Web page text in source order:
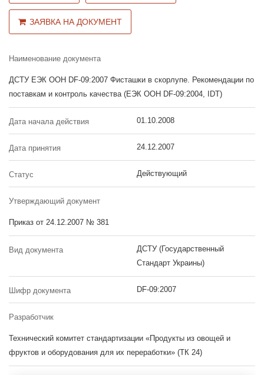
ЗАЯВКА НА ДОКУМЕНТ
Наименование документа
ДСТУ ЕЭК ООН DF-09:2007 Фисташки в скорлупе. Рекомендации по
поставкам и контроль качества (ЕЭК ООН DF-09:2004, IDT)
Дата начала действия 01.10.2008
Дата принятия 24.12.2007
Статус Действующий
Утверждающий документ
Приказ от 24.12.2007 № 381
Вид документа
ДСТУ (Государственный
Стандарт Украины)
Шифр документа DF-09:2007
Разработчик
Технический комитет стандартизации «Продукты из овощей и
фруктов и оборудования для их переработки» (ТК 24)